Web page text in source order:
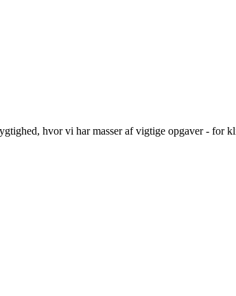
hvor vi har masser af vigtige opgaver - for